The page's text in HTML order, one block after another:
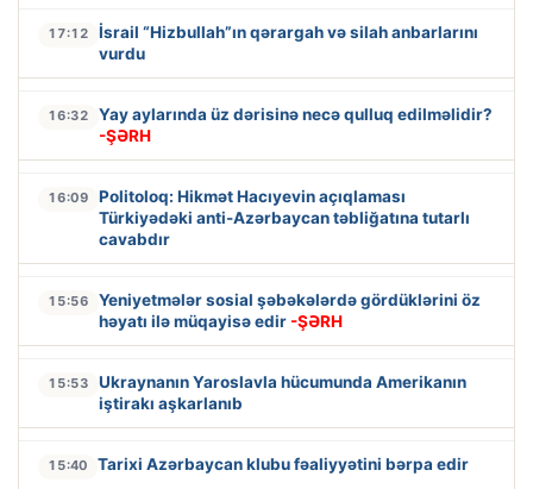
17:12
İsrail “Hizbullah”ın qərargah və silah anbarlarını
vurdu
16:32
Yay aylarında üz dərisinə necə qulluq edilməlidir?
-ŞƏRH
16:09
Politoloq: Hikmət Hacıyevin açıqlaması
Türkiyədəki anti-Azərbaycan təbliğatına tutarlı
cavabdır
15:56
Yeniyetmələr sosial şəbəkələrdə gördüklərini öz
həyatı ilə müqayisə edir -ŞƏRH
15:53
Ukraynanın Yaroslavla hücumunda Amerikanın
iştirakı aşkarlanıb
15:40 Tarixi Azərbaycan klubu fəaliyyətini bərpa edir